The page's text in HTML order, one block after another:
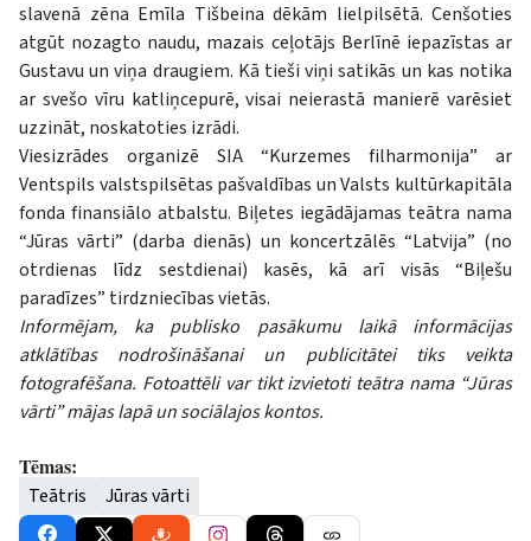
slavenā zēna Emīla Tišbeina dēkām lielpilsētā. Cenšoties
atgūt nozagto naudu, mazais ceļotājs Berlīnē iepazīstas ar
Gustavu un viņa draugiem. Kā tieši viņi satikās un kas notika
ar svešo vīru katliņcepurē, visai neierastā manierē varēsiet
uzzināt, noskatoties izrādi.
Viesizrādes organizē SIA “Kurzemes filharmonija” ar
Ventspils valstspilsētas pašvaldības un Valsts kultūrkapitāla
fonda finansiālo atbalstu. Biļetes iegādājamas teātra nama
“Jūras vārti” (darba dienās) un koncertzālēs “Latvija” (no
otrdienas līdz sestdienai) kasēs, kā arī visās “Biļešu
paradīzes” tirdzniecības vietās.
Informējam, ka publisko pasākumu laikā informācijas
atklātības nodrošināšanai un publicitātei tiks veikta
fotografēšana. Fotoattēli var tikt izvietoti teātra nama “Jūras
vārti” mājas lapā un sociālajos kontos.
Tēmas:
Teātris Jūras vārti